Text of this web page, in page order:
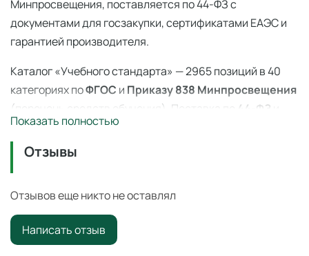
Минпросвещения, поставляется по 44-ФЗ с
документами для госзакупки, сертификатами ЕАЭС и
гарантией производителя.
Каталог «Учебного стандарта» — 2965 позиций в 40
категориях поФГОС и Приказу 838 Минпросвещения
(перечень средств обучения). Поставка по
44-ФЗ
223-ФЗ с полным пакетом документов, сертификаты
ЕАЭС, гарантия производителя. Доставка по всей
Банка под реактивы 500 мл из темного стекла с
пробкой— профессиональное учебное оборудование
для оснащения образовательных учреждений по ФГОС
иПриказу 838 Минпросвещения
Показать полностью
Отзывы
Отзывов еще никто не оставлял
Написать отзыв